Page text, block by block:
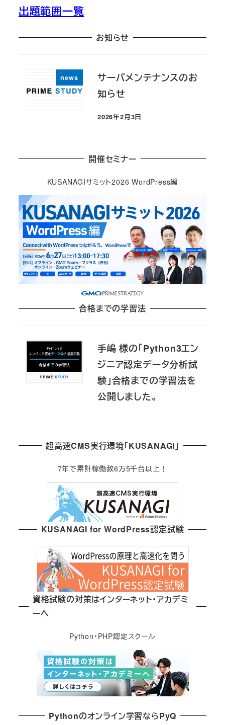
出題範囲一覧
お知らせ
news
サーバメンテナンスのお
知らせ
投稿日
2026年2月3日
開催セミナー
KUSANAGIサミット2026 WordPress編
合格までの学習法
手嶋 様の「Python3エン
ジニア認定データ分析試
験」合格までの学習法を
公開しました。
超高速CMS実行環境「KUSANAGI」
7年で累計稼働数6万5千台以上！
KUSANAGI for WordPress認定試験
資格試験の対策はインターネット・アカデミ
ーへ
Python・PHP認定スクール
Pythonのオンライン学習ならPyQ